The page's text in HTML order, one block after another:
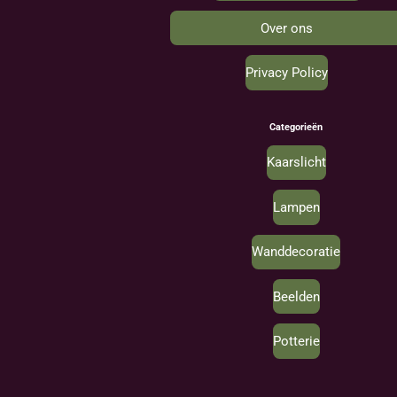
Over ons
Privacy Policy
Categorieën
Kaarslicht
Lampen
Wanddecoratie
Beelden
Potterie